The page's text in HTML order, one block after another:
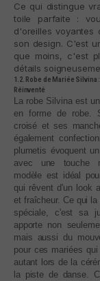
Ce qui distingue
toile parfaite :
d'oreilles voyantes
son design. C'est
que moins, c'est
détails
1.2. Robe de Mariée Silvina
Réinventé
La robe Silvina est
en forme de robe.
croisé et ses
également
plumetis évoquent
avec une touche
modèle est idéal
qui rêvent d'un look
et fraîcheur. Ce qui
spéciale, c'est sa
apporte non
mais aussi du
pour ces mariées
autant lors de la
la piste de danse.